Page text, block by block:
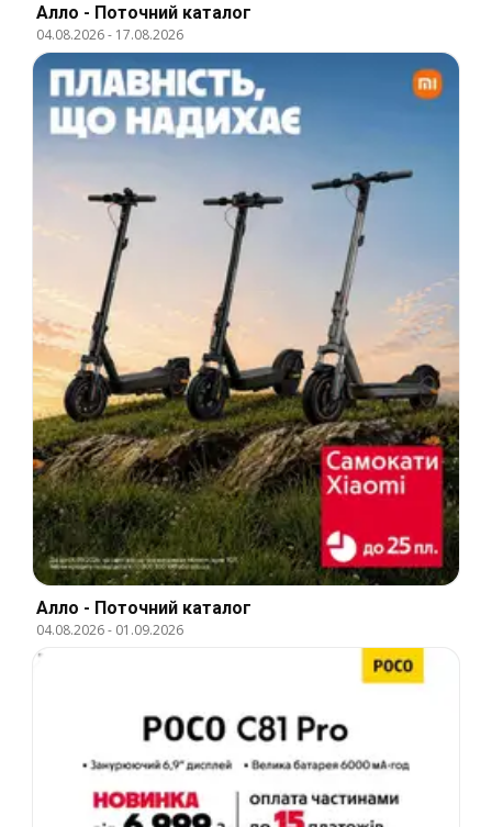
Алло - Поточний каталог
04.08.2026- 17.08.2026
Алло - Поточний каталог
04.08.2026- 01.09.2026